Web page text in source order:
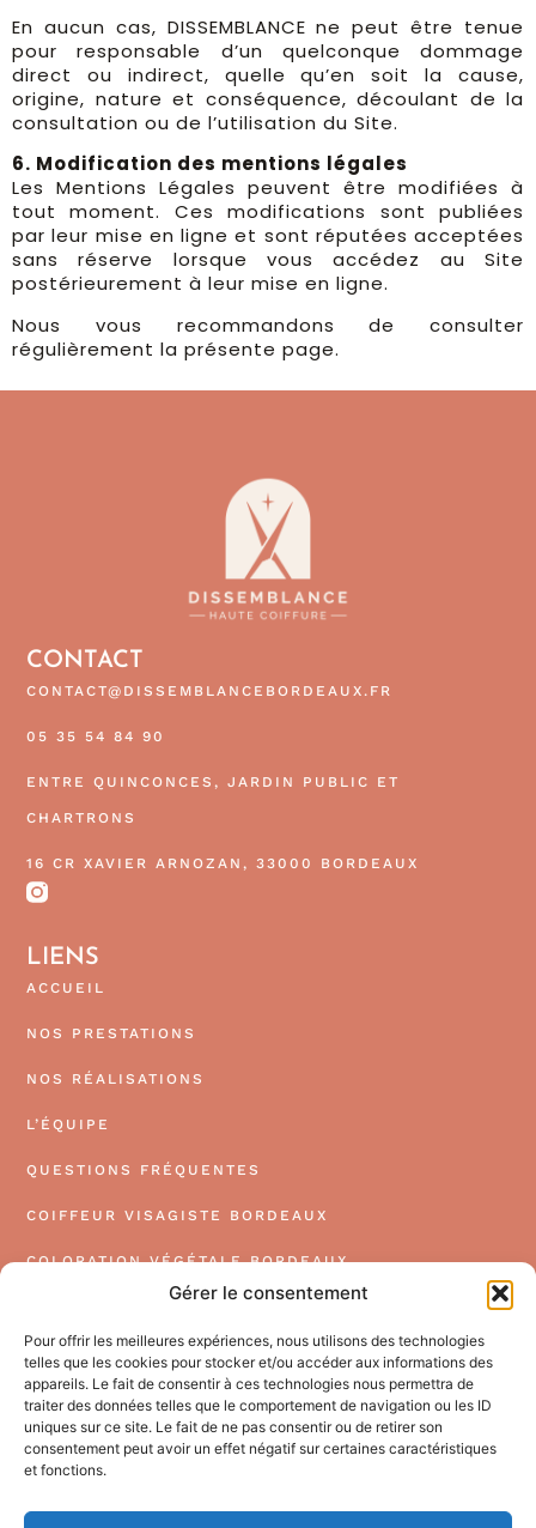
Gérer le consentement
Pour offrir les meilleures expériences, nous utilisons des technologies
telles que les cookies pour stocker et/ou accéder aux informations des
appareils. Le fait de consentir à ces technologies nous permettra de
traiter des données telles que le comportement de navigation ou les ID
uniques sur ce site. Le fait de ne pas consentir ou de retirer son
consentement peut avoir un effet négatif sur certaines caractéristiques
et fonctions.
En aucun cas, DISSEMBLANCE ne peut être tenue
pour responsable d’un quelconque dommage
direct ou indirect, quelle qu’en soit la cause,
origine, nature et conséquence, découlant de la
consultation ou de l’utilisation du Site.
6. Modification des mentions légales
Les Mentions Légales peuvent être modifiées à
tout moment. Ces modifications sont publiées
par leur mise en ligne et sont réputées acceptées
sans réserve lorsque vous accédez au Site
postérieurement à leur mise en ligne.
Nous vous recommandons de consulter
régulièrement la présente page.
CONTACT
CONTACT@DISSEMBLANCEBORDEAUX.FR
05 35 54 84 90
ENTRE QUINCONCES, JARDIN PUBLIC ET
CHARTRONS
16 CR XAVIER ARNOZAN, 33000 BORDEAUX
LIENS
ACCUEIL
NOS PRESTATIONS
NOS RÉALISATIONS
L’ÉQUIPE
QUESTIONS FRÉQUENTES
COIFFEUR VISAGISTE BORDEAUX
COLORATION VÉGÉTALE BORDEAUX
COIFFEUR BORDEAUX CENTRE
COIFFEUR COLORISTE BORDEAUX
PRENDRE RDV